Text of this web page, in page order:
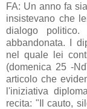
FA: Un anno fa
insistevano che
dialogo politico.
abbandonata. I
nel quale lei
(domenica 25 -
articolo che
l'iniziativa
recita: "Il cauto,